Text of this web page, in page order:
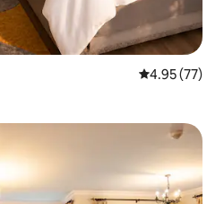
औसत रेटिंग 5 में
4.95 (77)